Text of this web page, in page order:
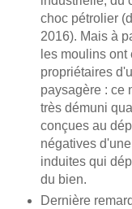
choc pétrolier
2016). Mais à
les moulins
propriétaires
paysagère : ce
très démuni
conçues au
négatives
induites qui
du bien.
Dernière